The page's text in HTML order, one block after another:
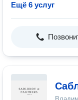
Ещё 6 услуг